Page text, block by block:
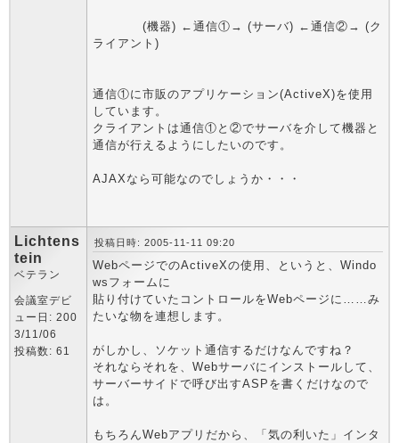
(機器) ←通信①→ (サーバ) ←通信②→ (ク
ライアント)
通信①に市販のアプリケーション(ActiveX)を使用
しています。
クライアントは通信①と②でサーバを介して機器と
通信が行えるようにしたいのです。
AJAXなら可能なのでしょうか・・・
Lichtens
tein
ベテラン
会議室デビ
ュー日: 200
3/11/06
投稿数: 61
投稿日時: 2005-11-11 09:20
WebページでのActiveXの使用、というと、Windo
wsフォームに
貼り付けていたコントロールをWebページに……み
たいな物を連想します。
がしかし、ソケット通信するだけなんですね？
それならそれを、Webサーバにインストールして、
サーバーサイドで呼び出すASPを書くだけなので
は。
もちろんWebアプリだから、「気の利いた」インタ